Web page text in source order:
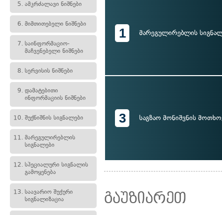
5. ამკრძალავი ნიშნები
6. მიმთითებელი ნიშნები
7. საინფორმაციო-
მაჩვენებელი ნიშნები
8. სერვისის ნიშნები
9. დამატებითი
ინფორმაციის ნიშნები
10. შუქნიშნის სიგნალები
11. მარეგულირებლის
სიგნალები
12. სპეციალური სიგნალის
გამოყენება
13. საავარიო შუქური
სიგნალიზაცია
1 მარეგულირებლის
3 საგზაო მონიშვნის
გაუზიარეთ